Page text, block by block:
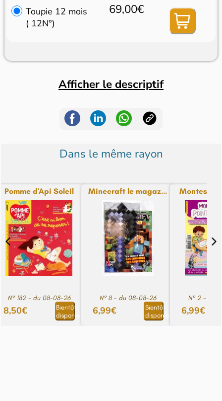
Toupie 12 mois
( 12N°)
69,00€
Afficher le descriptif
Dans le même rayon
Pomme d'Api Soleil
N° 182 - du 08-08-26
8,50€
Bientôt
disponible
Minecraft le magaz...
N° 8 - du 08-08-26
6,99€
Bientôt
disponible
Montessori
N° 2 - du
6,99€